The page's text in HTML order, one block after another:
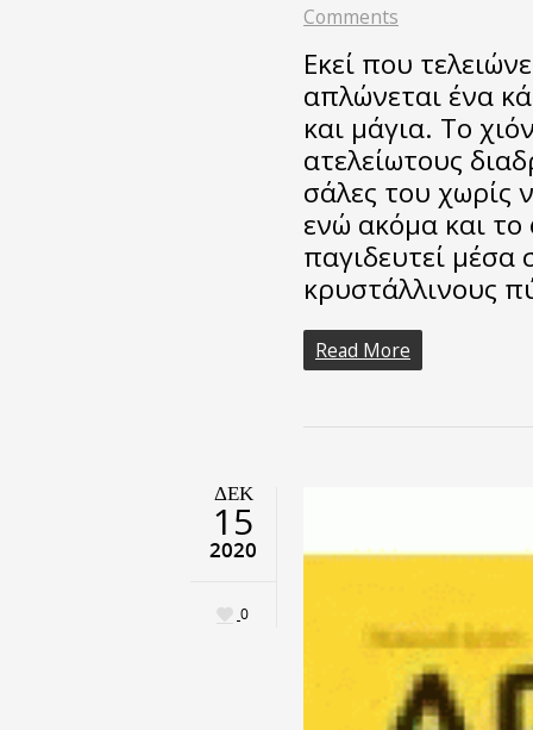
Comments
Εκεί που
απλώνεται ένα
και μάγια. Το
ατελείωτους
σάλες του χωρίς
ενώ ακόμα και
παγιδευτεί μέσα
κρυστάλλινους
Read More
ΔΕΚ
15
2020
0